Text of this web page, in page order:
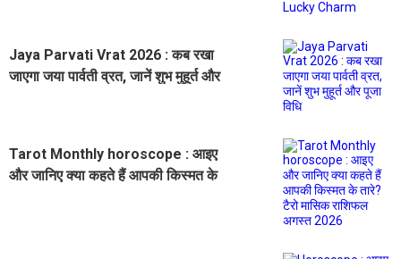
Jaya Parvati Vrat 2026 : कब रखा
जाएगा जया पार्वती व्रत, जानें शुभ मुहूर्त और
Tarot Monthly horoscope : आइए
और जानिए क्या कहते हैं आपकी किस्मत के